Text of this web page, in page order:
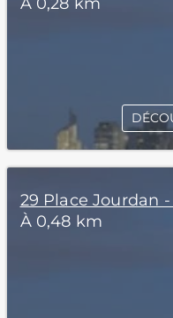
29 Place Jourdan
À 0,48 km